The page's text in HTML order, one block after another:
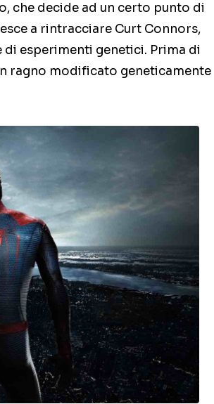
che decide ad un certo punto di
a rintracciare Curt Connors,
di esperimenti genetici. Prima di
ragno modificato geneticamente